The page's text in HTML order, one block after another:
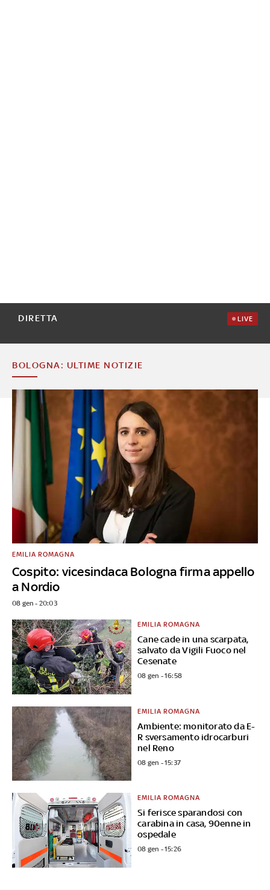
DIRETTA LIVE
BOLOGNA: ULTIME NOTIZIE
Cospito: vicesindaca Bologna firma appello
a Nordio
EMILIA ROMAGNA
08 gen - 20:03
Cane cade in una scarpata,
salvato da Vigili Fuoco nel
Cesenate
EMILIA ROMAGNA
08 gen - 16:58
Ambiente: monitorato da E-
R sversamento idrocarburi
nel Reno
EMILIA ROMAGNA
08 gen - 15:37
Si ferisce sparandosi con
carabina in casa, 90enne in
ospedale
EMILIA ROMAGNA
08 gen - 15:26